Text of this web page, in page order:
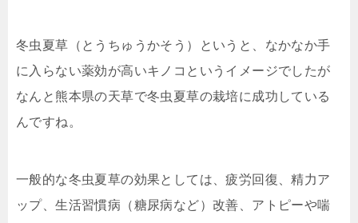
冬虫夏草（とうちゅうかそう）というと、なかなか手
に入らない薬効が高いキノコというイメージでしたが
なんと熊本県の天草で冬虫夏草の栽培に成功している
んですね。
一般的な冬虫夏草の効果としては、疲労回復、精力ア
ップ、生活習慣病（糖尿病など）改善、アトピーや喘